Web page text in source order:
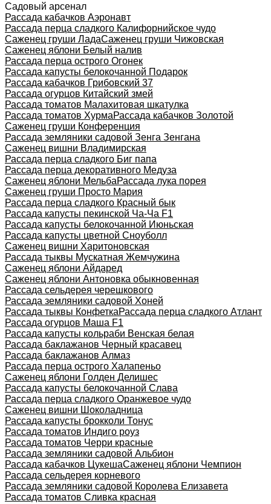
Садовый арсенал
Рассада кабачков Аэронавт
Рассада перца сладкого Калифорнийское чудо
Саженец груши ЛадаСаженец груши Чижовская
Саженец яблони Белый налив
Рассада перца острого Огонек
Рассада капусты белокочанной Подарок
Рассада кабачков Грибовский 37
Рассада огурцов Китайский змей
Рассада томатов Малахитовая шкатулка
Рассада томатов ХурмаРассада кабачков Золотой
Саженец груши Конференция
Рассада земляники садовой Зенга Зенгана
Саженец вишни Владимирская
Рассада перца сладкого Биг папа
Рассада перца декоративного Медуза
Саженец яблони МельбаРассада лука порея
Саженец груши Просто Мария
Рассада перца сладкого Красный бык
Рассада капусты пекинской Ча-Ча F1
Рассада капусты белокочанной Июньская
Рассада капусты цветной Сноуболл
Саженец вишни Харитоновская
Рассада тыквы Мускатная Жемчужина
Саженец яблони Айдаред
Саженец яблони Антоновка обыкновенная
Рассада сельдерея черешкового
Рассада земляники садовой Хоней
Рассада тыквы КонфеткаРассада перца сладкого Атлант
Рассада огурцов Маша F1
Рассада капусты кольраби Венская белая
Рассада баклажанов Черный красавец
Рассада баклажанов Алмаз
Рассада перца острого Халапеньо
Саженец яблони Голден Делишес
Рассада капусты белокочанной Слава
Рассада перца сладкого Оранжевое чудо
Саженец вишни Шоколадница
Рассада капусты брокколи Тонус
Рассада томатов Индиго роуз
Рассада томатов Черри красные
Рассада земляники садовой Альбион
Рассада кабачков ЦукешаСаженец яблони Чемпион
Рассада сельдерея корневого
Рассада земляники садовой Королева Елизавета
Рассада томатов Сливка красная